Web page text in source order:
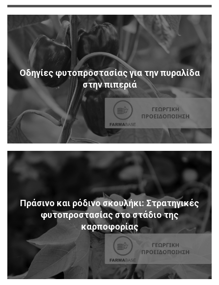
Οδηγίες φυτοπροστασίας για την πυραλίδα
στην πιπεριά
Πράσινο και ρόδινο σκουλήκι: Στρατηγικές
φυτοπροστασίας στο στάδιο της
καρποφορίας